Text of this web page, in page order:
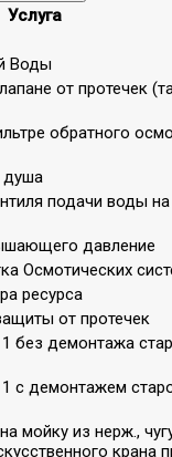
Услуга
Воды
от протечек
обратного
душа
подачи воды на
давление
Осмотических
ресурса
от протечек
без демонтажа
с демонтажем
мойку из нерж.,
крана